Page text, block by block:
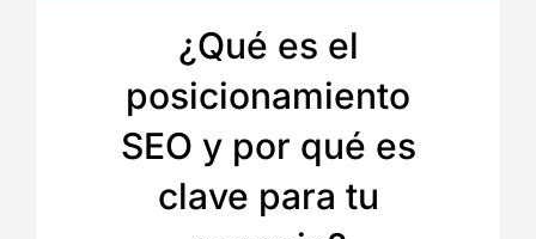
¿Qué es el
posicionamiento
SEO y por qué es
clave para tu